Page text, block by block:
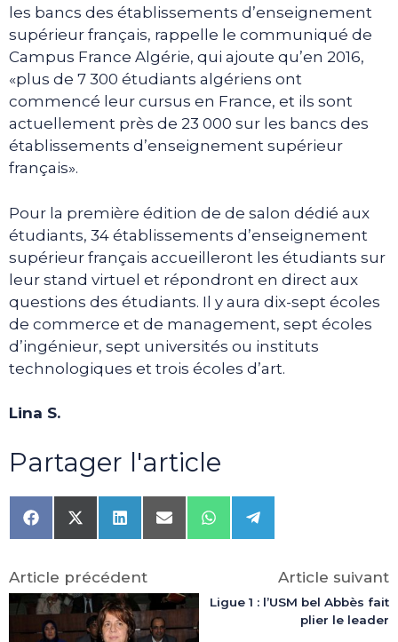
les bancs des établissements d’enseignement
supérieur français, rappelle le communiqué de
Campus France Algérie, qui ajoute qu’en 2016,
«plus de 7 300 étudiants algériens ont
commencé leur cursus en France, et ils sont
actuellement près de 23 000 sur les bancs des
établissements d’enseignement supérieur
français».
Pour la première édition de de salon dédié aux
étudiants, 34 établissements d’enseignement
supérieur français accueilleront les étudiants sur
leur stand virtuel et répondront en direct aux
questions des étudiants. Il y aura dix-sept écoles
de commerce et de management, sept écoles
d’ingénieur, sept universités ou instituts
technologiques et trois écoles d’art.
Lina S.
Partager l'article
Share
on
Share
on
(Twitter)
Share
on
Share
on
Share
on
Share
on
Article précédent
Article suivant
Ligue 1 : l’USM bel Abbès fait
plier le leader